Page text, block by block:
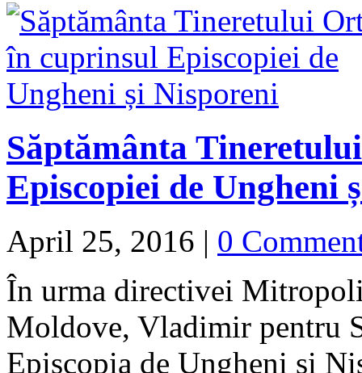
Săptământa
Episcopiei de Ungheni
April 25, 2016 | 0
În urma directivei
Moldove, Vladimir pentru
Episcopia de Ungheni și